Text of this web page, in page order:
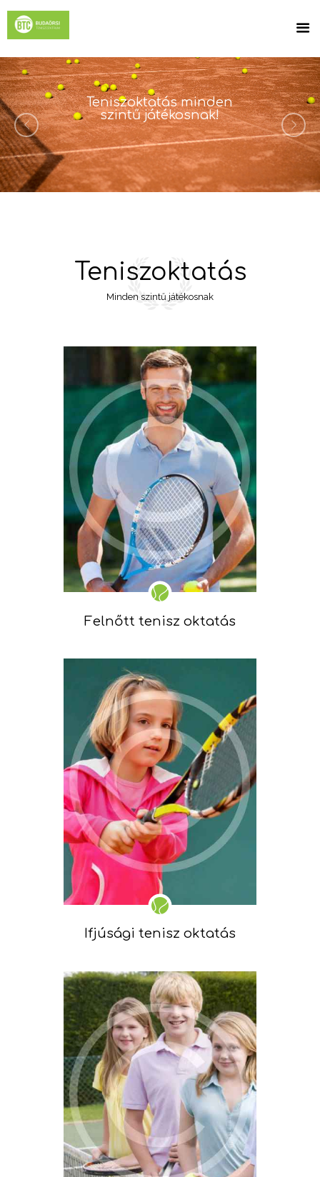
Teniszoktatás minden
szintű játékosnak!
Teniszoktatás
Minden szintű játékosnak
Felnőtt tenisz oktatás
Ifjúsági tenisz oktatás